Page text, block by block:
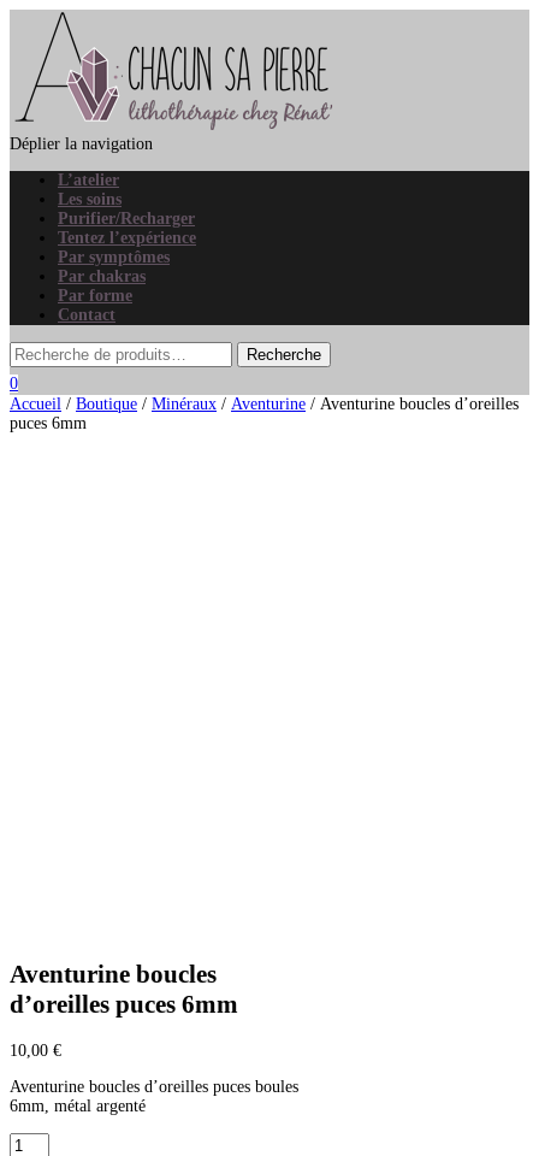
Déplier la navigation
L’atelier
Les soins
Purifier/Recharger
Tentez l’expérience
Par symptômes
Par chakras
Par forme
Contact
0
Accueil / Boutique / Minéraux / Aventurine / Aventurine boucles d’oreilles
puces 6mm
Aventurine boucles
d’oreilles puces 6mm
10,00 €
Aventurine boucles d’oreilles puces boules
6mm, métal argenté
quantité